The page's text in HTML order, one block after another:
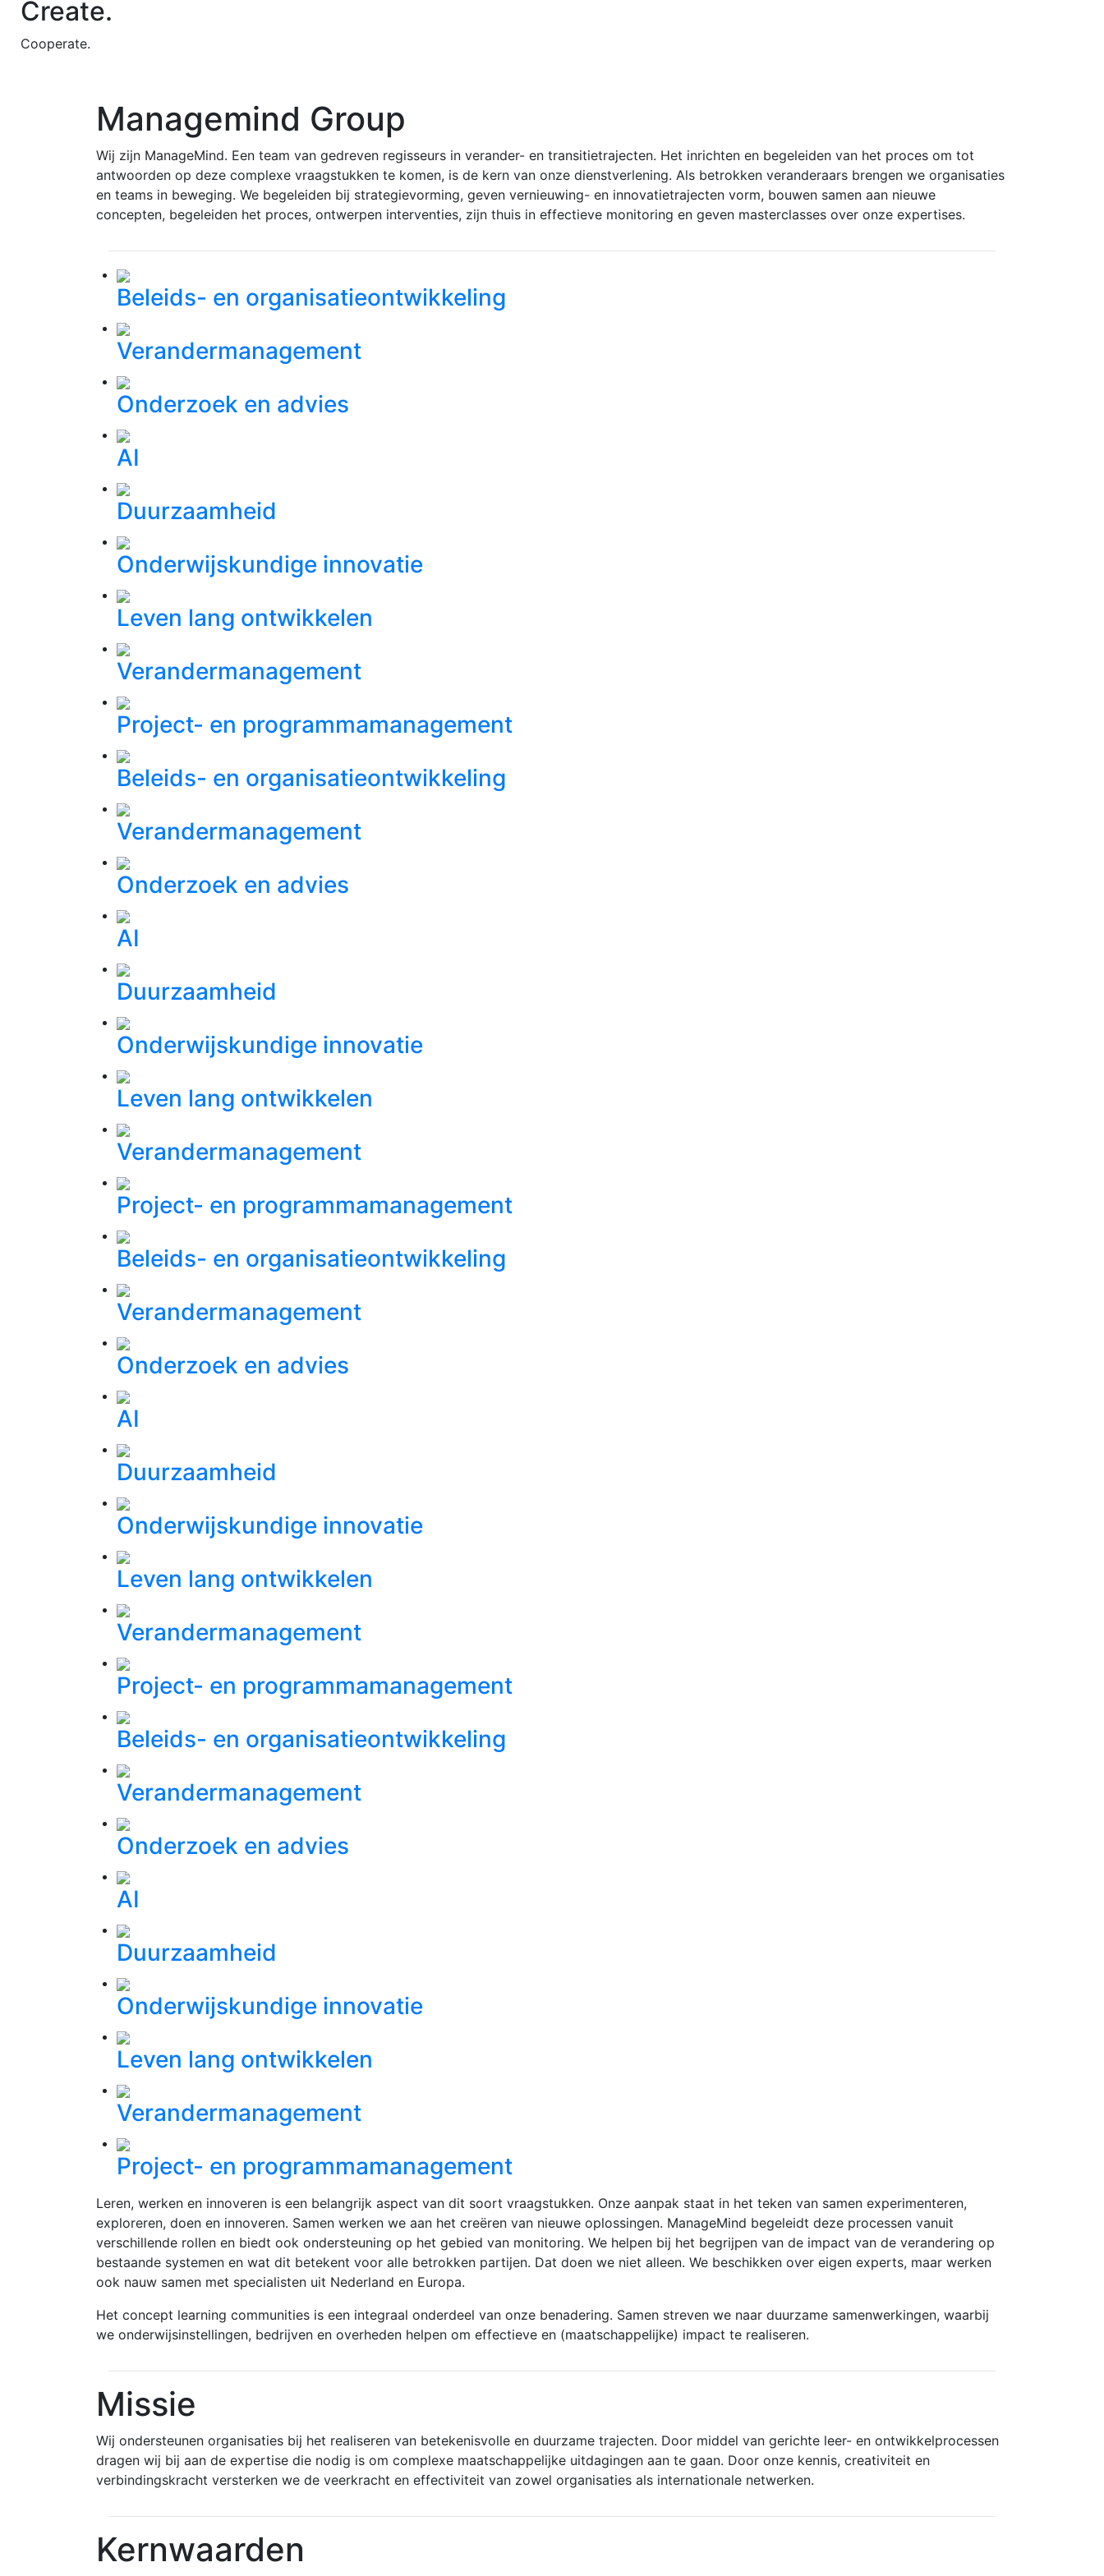
Create.
Cooperate.
Managemind Group
Wij zijn ManageMind. Een team van gedreven regisseurs in verander- en transitietrajecten. Het inrichten en begeleiden van het proces om tot
antwoorden op deze complexe vraagstukken te komen, is de kern van onze dienstverlening. Als betrokken veranderaars brengen we organisaties
en teams in beweging. We begeleiden bij strategievorming, geven vernieuwing- en innovatietrajecten vorm, bouwen samen aan nieuwe
concepten, begeleiden het proces, ontwerpen interventies, zijn thuis in effectieve monitoring en geven masterclasses over onze expertises.
Beleids- en organisatieontwikkeling
Verandermanagement
Onderzoek en advies
AI
Duurzaamheid
Onderwijskundige innovatie
Leven lang ontwikkelen
Verandermanagement
Project- en programmamanagement
Beleids- en organisatieontwikkeling
Verandermanagement
Onderzoek en advies
AI
Duurzaamheid
Onderwijskundige innovatie
Leven lang ontwikkelen
Verandermanagement
Project- en programmamanagement
Beleids- en organisatieontwikkeling
Verandermanagement
Onderzoek en advies
AI
Duurzaamheid
Onderwijskundige innovatie
Leven lang ontwikkelen
Verandermanagement
Project- en programmamanagement
Beleids- en organisatieontwikkeling
Verandermanagement
Onderzoek en advies
AI
Duurzaamheid
Onderwijskundige innovatie
Leven lang ontwikkelen
Verandermanagement
Project- en programmamanagement
Leren, werken en innoveren is een belangrijk aspect van dit soort vraagstukken. Onze aanpak staat in het teken van samen experimenteren,
exploreren, doen en innoveren. Samen werken we aan het creëren van nieuwe oplossingen. ManageMind begeleidt deze processen vanuit
verschillende rollen en biedt ook ondersteuning op het gebied van monitoring. We helpen bij het begrijpen van de impact van de verandering op
bestaande systemen en wat dit betekent voor alle betrokken partijen. Dat doen we niet alleen. We beschikken over eigen experts, maar werken
ook nauw samen met specialisten uit Nederland en Europa.
Het concept learning communities is een integraal onderdeel van onze benadering. Samen streven we naar duurzame samenwerkingen, waarbij
we onderwijsinstellingen, bedrijven en overheden helpen om effectieve en (maatschappelijke) impact te realiseren.
Missie
Wij ondersteunen organisaties bij het realiseren van betekenisvolle en duurzame trajecten. Door middel van gerichte leer- en ontwikkelprocessen
dragen wij bij aan de expertise die nodig is om complexe maatschappelijke uitdagingen aan te gaan. Door onze kennis, creativiteit en
verbindingskracht versterken we de veerkracht en effectiviteit van zowel organisaties als internationale netwerken.
Kernwaarden